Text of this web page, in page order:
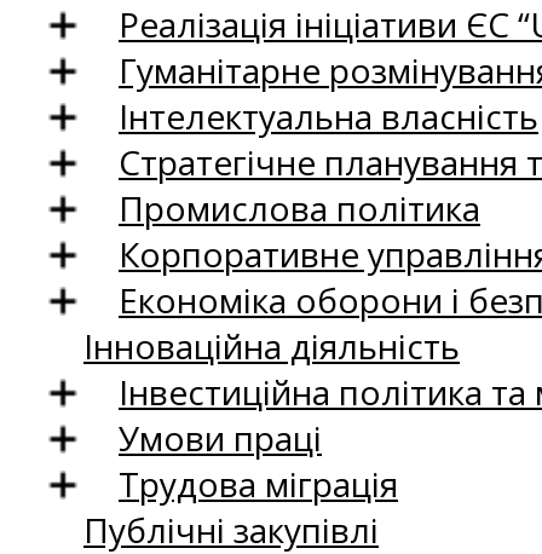
Реалізація ініціативи ЄС
Гуманітарне
Інтелектуальна власність
Стратегічне
Промислова політика
Корпоративне
Економіка оборони і
Інноваційна діяльність
Інвестиційна політика
Умови праці
Трудова міграція
Публічні закупівлі